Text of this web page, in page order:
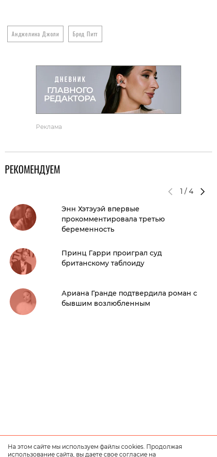
Анджелина Джоли Бред Питт
Реклама
РЕКОМЕНДУЕМ
1 / 4
Энн Хэтэуэй впервые
прокомментировала третью
беременность
Принц Гарри проиграл суд
британскому таблоиду
Ариана Гранде подтвердила роман с
бывшим возлюбленным
На этом сайте мы используем файлы cookies. Продолжая
использование сайта, вы даете свое согласие на